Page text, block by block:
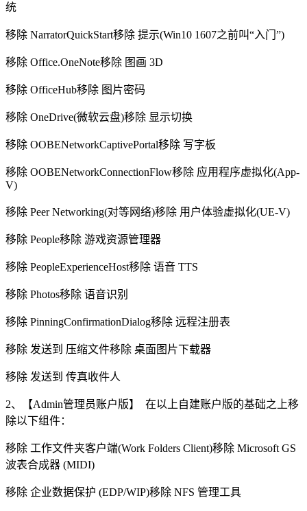
统
移除 NarratorQuickStart移除 提示(Win10 1607之前叫“入门”)
移除 Office.OneNote移除 图画 3D
移除 OfficeHub移除 图片密码
移除 OneDrive(微软云盘)移除 显示切换
移除 OOBENetworkCaptivePortal移除 写字板
移除 OOBENetworkConnectionFlow移除 应用程序虚拟化(App-
V)
移除 Peer Networking(对等网络)移除 用户体验虚拟化(UE-V)
移除 People移除 游戏资源管理器
移除 PeopleExperienceHost移除 语音 TTS
移除 Photos移除 语音识别
移除 PinningConfirmationDialog移除 远程注册表
移除 发送到 压缩文件移除 桌面图片下载器
移除 发送到 传真收件人
2、【Admin管理员账户版】 在以上自建账户版的基础之上移
除以下组件：
移除 工作文件夹客户端(Work Folders Client)移除 Microsoft GS
波表合成器 (MIDI)
移除 企业数据保护 (EDP/WIP)移除 NFS 管理工具